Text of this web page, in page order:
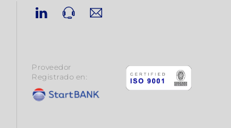
Linkedin
Proveedor
Registrado en: